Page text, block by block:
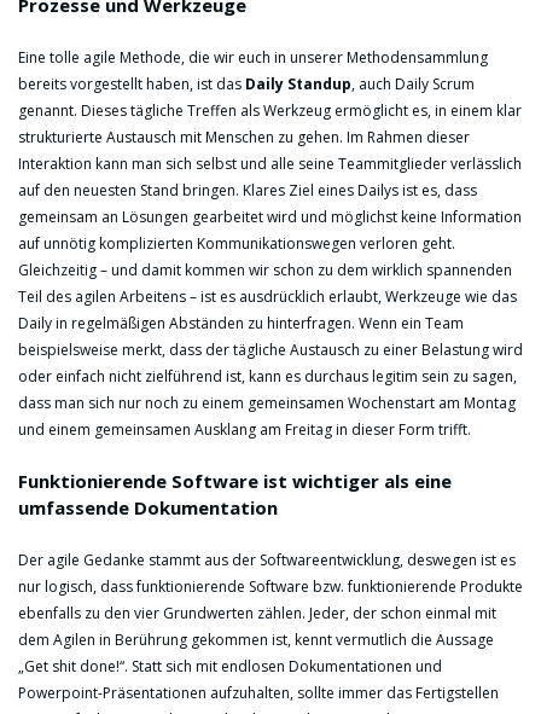
Eine tolle agile Methode, die wir euch in unserer Methodensammlung
bereits vorgestellt haben, ist das Daily Standup, auch Daily Scrum
genannt. Dieses tägliche Treffen als Werkzeug ermöglicht es, in einem klar
strukturierte Austausch mit Menschen zu gehen. Im Rahmen dieser
Interaktion kann man sich selbst und alle seine Teammitglieder verlässlich
auf den neuesten Stand bringen. Klares Ziel eines Dailys ist es, dass
gemeinsam an Lösungen gearbeitet wird und möglichst keine Information
auf unnötig komplizierten Kommunikationswegen verloren geht.
Gleichzeitig – und damit kommen wir schon zu dem wirklich spannenden
Teil des agilen Arbeitens – ist es ausdrücklich erlaubt, Werkzeuge wie das
Daily in regelmäßigen Abständen zu hinterfragen. Wenn ein Team
beispielsweise merkt, dass der tägliche Austausch zu einer Belastung wird
oder einfach nicht zielführend ist, kann es durchaus legitim sein zu sagen,
dass man sich nur noch zu einem gemeinsamen Wochenstart am Montag
und einem gemeinsamen Ausklang am Freitag in dieser Form trifft.
Funktionierende Software ist wichtiger als eine
umfassende Dokumentation
Der agile Gedanke stammt aus der Softwareentwicklung, deswegen ist es
nur logisch, dass funktionierende Software bzw. funktionierende Produkte
ebenfalls zu den vier Grundwerten zählen. Jeder, der schon einmal mit
dem Agilen in Berührung gekommen ist, kennt vermutlich die Aussage
„Get shit done!“. Statt sich mit endlosen Dokumentationen und
Powerpoint-Präsentationen aufzuhalten, sollte immer das Fertigstellen